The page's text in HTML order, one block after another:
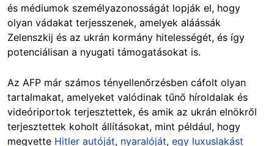
és médiumok személyazonosságát lopják el, hogy
olyan vádakat terjesszenek, amelyek aláássák
Zelenszkij és az ukrán kormány hitelességét, és így
potenciálisan a nyugati támogatásokat is.
Az AFP már számos tényellenőrzésben cáfolt olyan
tartalmakat, amelyeket valódinak tűnő híroldalak és
videóriportok terjesztettek, és amik az ukrán elnökről
terjesztettek koholt állításokat, mint például, hogy
megvette Hitler autóját, nyaralóját, egy luxuslakást